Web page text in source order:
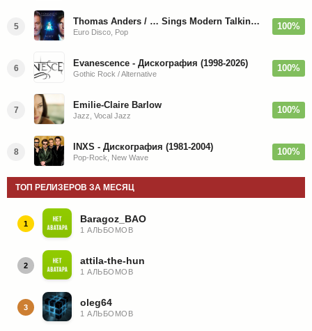
5 Thomas Anders / … Sings Modern Talking: The Best hi-res
Euro Disco, Pop
100%
6 Evanescence - Дискография (1998-2026)
Gothic Rock / Alternative
100%
7 Emilie-Claire Barlow
Jazz, Vocal Jazz
100%
8 INXS - Дискография (1981-2004)
Pop-Rock, New Wave
100%
ТОП РЕЛИЗЕРОВ ЗА МЕСЯЦ
1 Baragoz_BAO
1 АЛЬБОМОВ
2 attila-the-hun
1 АЛЬБОМОВ
3 oleg64
1 АЛЬБОМОВ